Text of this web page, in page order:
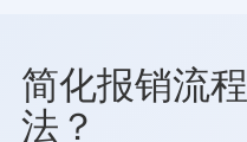
简化报销流
法？